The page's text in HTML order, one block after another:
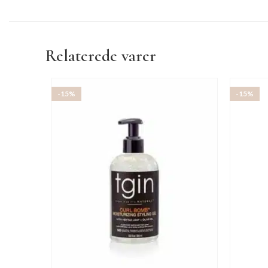
Relaterede varer
-15% -15%